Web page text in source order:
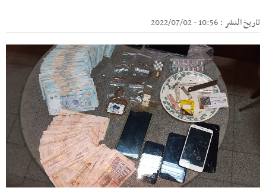
تاريخ النشر : 10:56 - 2022/07/02